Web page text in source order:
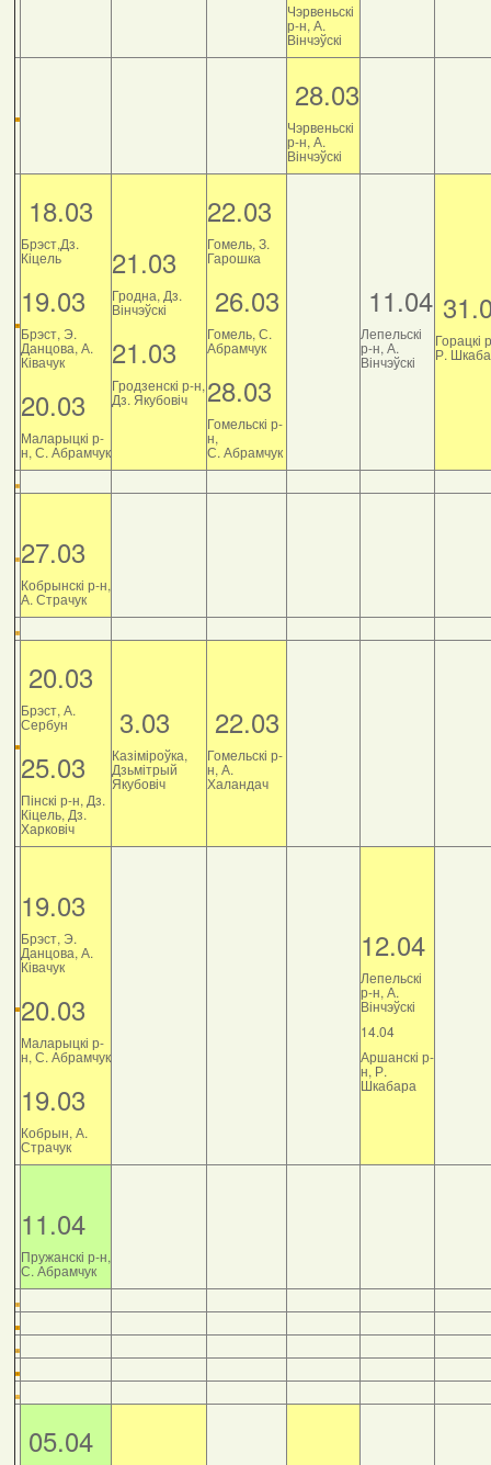
Чэрвеньскі
р-н, А.
Вінчэўскі
28.03
Чэрвеньскі
р-н, А.
Вінчэўскі
18.03
Брэст,Дз.
Кіцель
19.03
Брэст, Э.
Данцова, А.
Ківачук
20.03
Маларыцкі р-
н, С. Абрамчук
21.03
Гродна, Дз.
Вінчэўскі
21.03
Гродзенскі р-н,
Дз. Якубовіч
22.03
Гомель, З.
Гарошка
26.03
Гомель, С.
Абрамчук
28.03
Гомельскі р-
н,
С. Абрамчук
11.04
Лепельскі
р-н, А.
Вінчэўскі
Горацкі
Р.
27.03
Кобрынскі р-н,
А. Страчук
20.03
Брэст, А.
Сербун
25.03
Пінскі р-н, Дз.
Кіцель, Дз.
Харковіч
3.03
Казіміроўка,
Дзьмітрый
Якубовіч
22.03
Гомельскі р-
н, А.
Халандач
19.03
Брэст, Э.
Данцова, А.
Ківачук
20.03
Маларыцкі р-
н, С. Абрамчук
19.03
Кобрын, А.
Страчук
12.04
Лепельскі
р-н, А.
Вінчэўскі
14.04
Аршанскі р-
н, Р.
Шкабара
11.04
Пружанскі р-н,
С. Абрамчук
05.04